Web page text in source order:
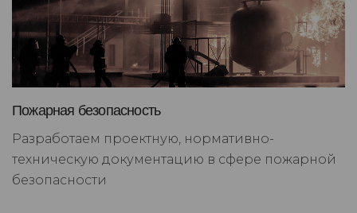
Пожарная безопасность
Разработаем проектную, нормативно-
техническую документацию в сфере пожарной
безопасности